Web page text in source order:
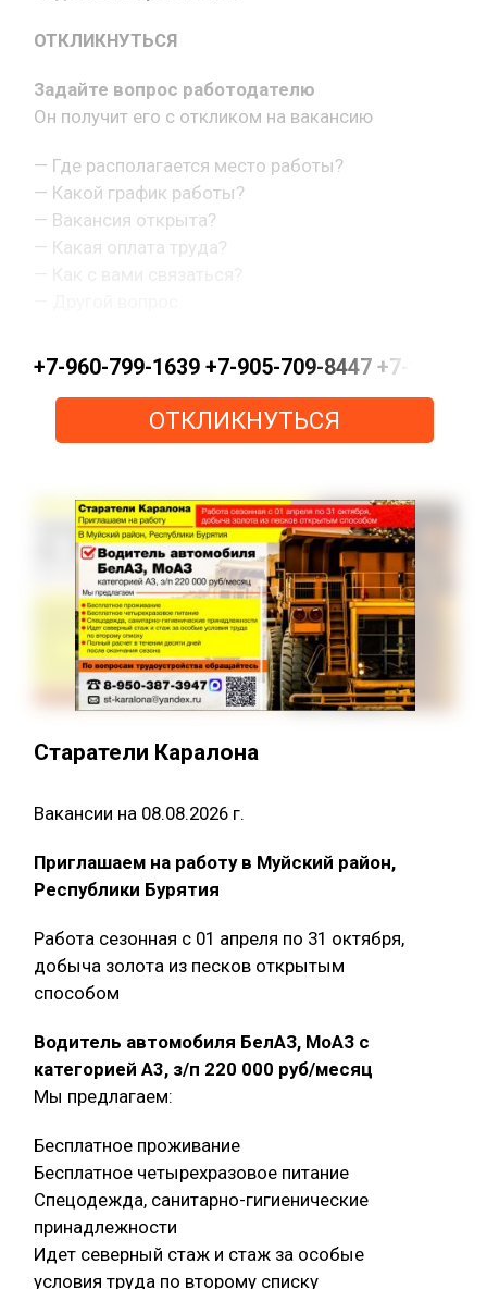
ОТКЛИКНУТЬСЯ
Задайте вопрос работодателю
Он получит его с откликом на вакансию
— Где располагается место работы?
— Какой график работы?
— Вакансия открыта?
— Какая оплата труда?
+7-960-799-1639 +7-905-709-8447 +7-963-
ОТКЛИКНУТЬСЯ
Старатели Каралона
Вакансии на 08.08.2026 г.
Приглашаем на работу в Муйский район,
Республики Бурятия
Работа сезонная с 01 апреля по 31 октября,
добыча золота из песков открытым
способом
Водитель автомобиля БелАЗ, МоАЗ с
категорией А3, з/п 220 000 руб/месяц
Мы предлагаем:
Бесплатное проживание
Бесплатное четырехразовое питание
Спецодежда, санитарно-гигиенические
принадлежности
Идет северный стаж и стаж за особые
условия труда по второму списку